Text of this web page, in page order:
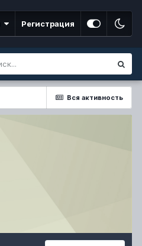
Регистрация
Вся активность